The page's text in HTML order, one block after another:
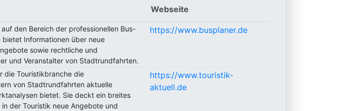
Webseite
den Bereich der professionellen Bus-
Informationen über neue
sowie rechtliche und
und Veranstalter von Stadtrundfahrten.
https://www.busplaner.de
die Touristikbranche die
von Stadtrundfahrten aktuelle
bietet. Sie deckt ein breites
der Touristik neue Angebote und
https://www.touristik-
aktuell.de